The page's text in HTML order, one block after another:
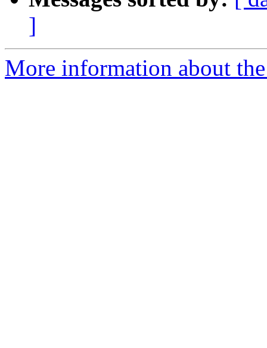
]
More information about